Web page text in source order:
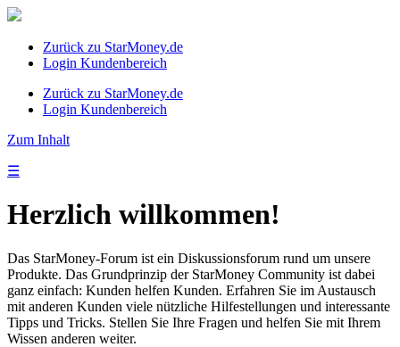
Zurück zu StarMoney.de
Login Kundenbereich
Zurück zu StarMoney.de
Login Kundenbereich
Zum Inhalt
☰
Herzlich willkommen!
Das StarMoney-Forum ist ein Diskussionsforum rund um unsere
Produkte. Das Grundprinzip der StarMoney Community ist dabei
ganz einfach: Kunden helfen Kunden. Erfahren Sie im Austausch
mit anderen Kunden viele nützliche Hilfestellungen und interessante
Tipps und Tricks. Stellen Sie Ihre Fragen und helfen Sie mit Ihrem
Wissen anderen weiter.